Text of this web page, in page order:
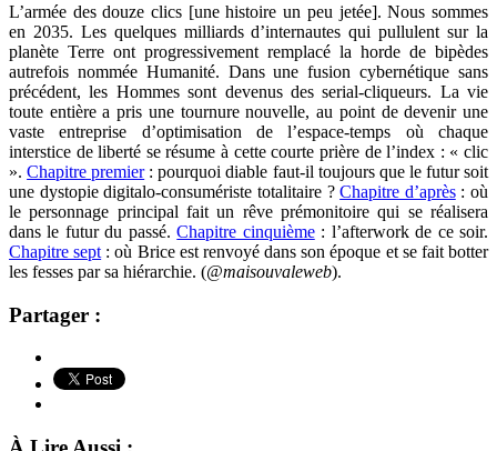
L’armée des douze clics [une histoire un peu jetée]. Nous sommes
en 2035. Les quelques milliards d’internautes qui pullulent sur la
planète Terre ont progressivement remplacé la horde de bipèdes
autrefois nommée Humanité. Dans une fusion cybernétique sans
précédent, les Hommes sont devenus des serial-cliqueurs. La vie
toute entière a pris une tournure nouvelle, au point de devenir une
vaste entreprise d’optimisation de l’espace-temps où chaque
interstice de liberté se résume à cette courte prière de l’index : « clic
».Chapitre premier: pourquoi diable faut-il toujours que le futur soit
une dystopie digitalo-consumériste totalitaire ?Chapitre d’après: où
le personnage principal fait un rêve prémonitoire qui se réalisera
dans le futur du passé.Chapitre cinquième: l’afterwork de ce soir.
Chapitre sept : où Brice est renvoyé dans son époque et se fait botter
les fesses par sa hiérarchie. (@maisouvaleweb).
Partager :